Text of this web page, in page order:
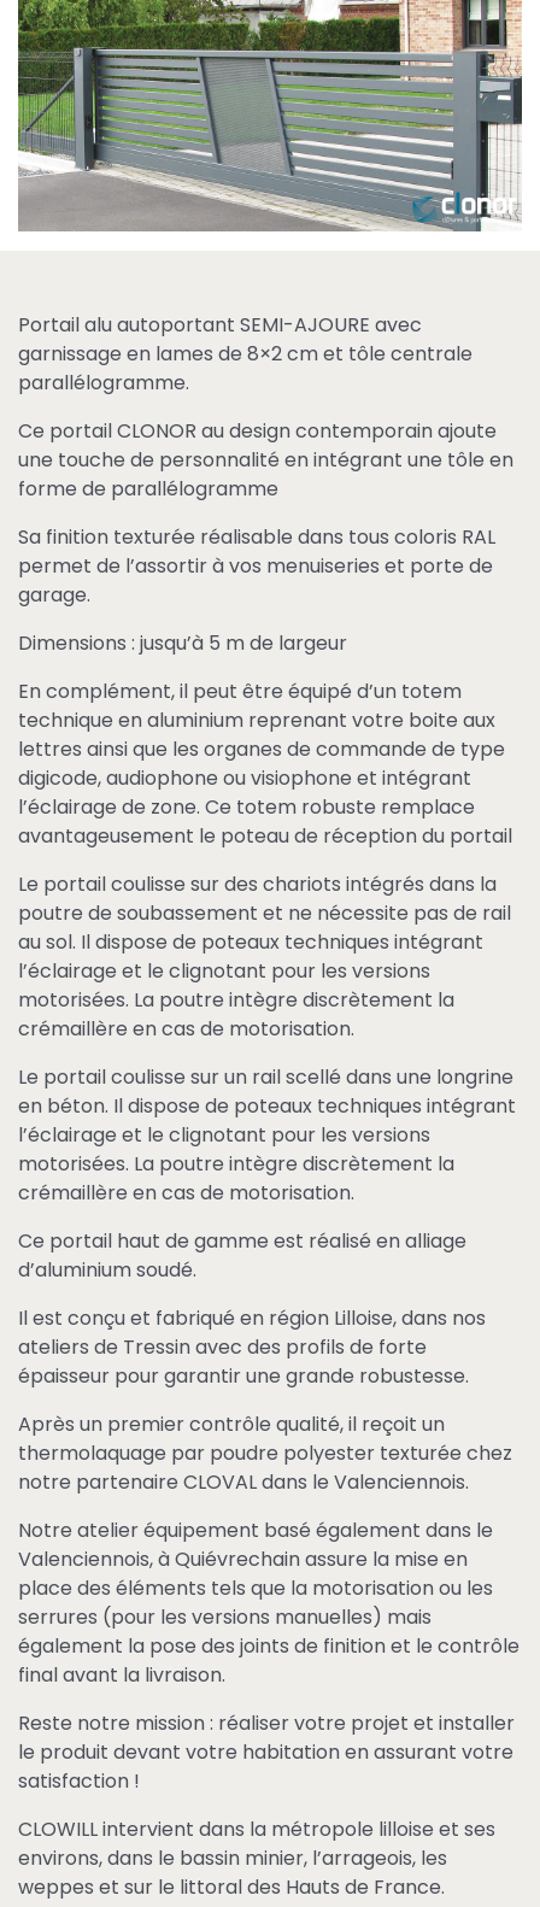
(modèle 084)
Portail alu autoportant SEMI-AJOURE avec
garnissage en lames de 8×2 cm et tôle centrale
parallélogramme.
Ce portail CLONOR au design contemporain ajoute
une touche de personnalité en intégrant une tôle en
forme de parallélogramme
Sa finition texturée réalisable dans tous coloris RAL
permet de l’assortir à vos menuiseries et porte de
garage.
Dimensions : jusqu’à 5 m de largeur
En complément, il peut être équipé d’un totem
technique en aluminium reprenant votre boite aux
lettres ainsi que les organes de commande de type
digicode, audiophone ou visiophone et intégrant
l’éclairage de zone. Ce totem robuste remplace
avantageusement le poteau de réception du portail
Le portail coulisse sur des chariots intégrés dans la
poutre de soubassement et ne nécessite pas de rail
au sol. Il dispose de poteaux techniques intégrant
l’éclairage et le clignotant pour les versions
motorisées. La poutre intègre discrètement la
crémaillère en cas de motorisation.
Le portail coulisse sur un rail scellé dans une longrine
en béton. Il dispose de poteaux techniques intégrant
l’éclairage et le clignotant pour les versions
motorisées. La poutre intègre discrètement la
crémaillère en cas de motorisation.
Ce portail haut de gamme est réalisé en alliage
d’aluminium soudé.
Il est conçu et fabriqué en région Lilloise, dans nos
ateliers de Tressin avec des profils de forte
épaisseur pour garantir une grande robustesse.
Après un premier contrôle qualité, il reçoit un
thermolaquage par poudre polyester texturée chez
notre partenaire CLOVAL dans le Valenciennois.
Notre atelier équipement basé également dans le
Valenciennois, à Quiévrechain assure la mise en
place des éléments tels que la motorisation ou les
serrures (pour les versions manuelles) mais
également la pose des joints de finition et le contrôle
final avant la livraison.
Reste notre mission : réaliser votre projet et installer
le produit devant votre habitation en assurant votre
satisfaction !
CLOWILL intervient dans la métropole lilloise et ses
environs, dans le bassin minier, l’arrageois, les
weppes et sur le littoral des Hauts de France.